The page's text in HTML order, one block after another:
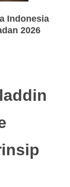
Indonesia
2026